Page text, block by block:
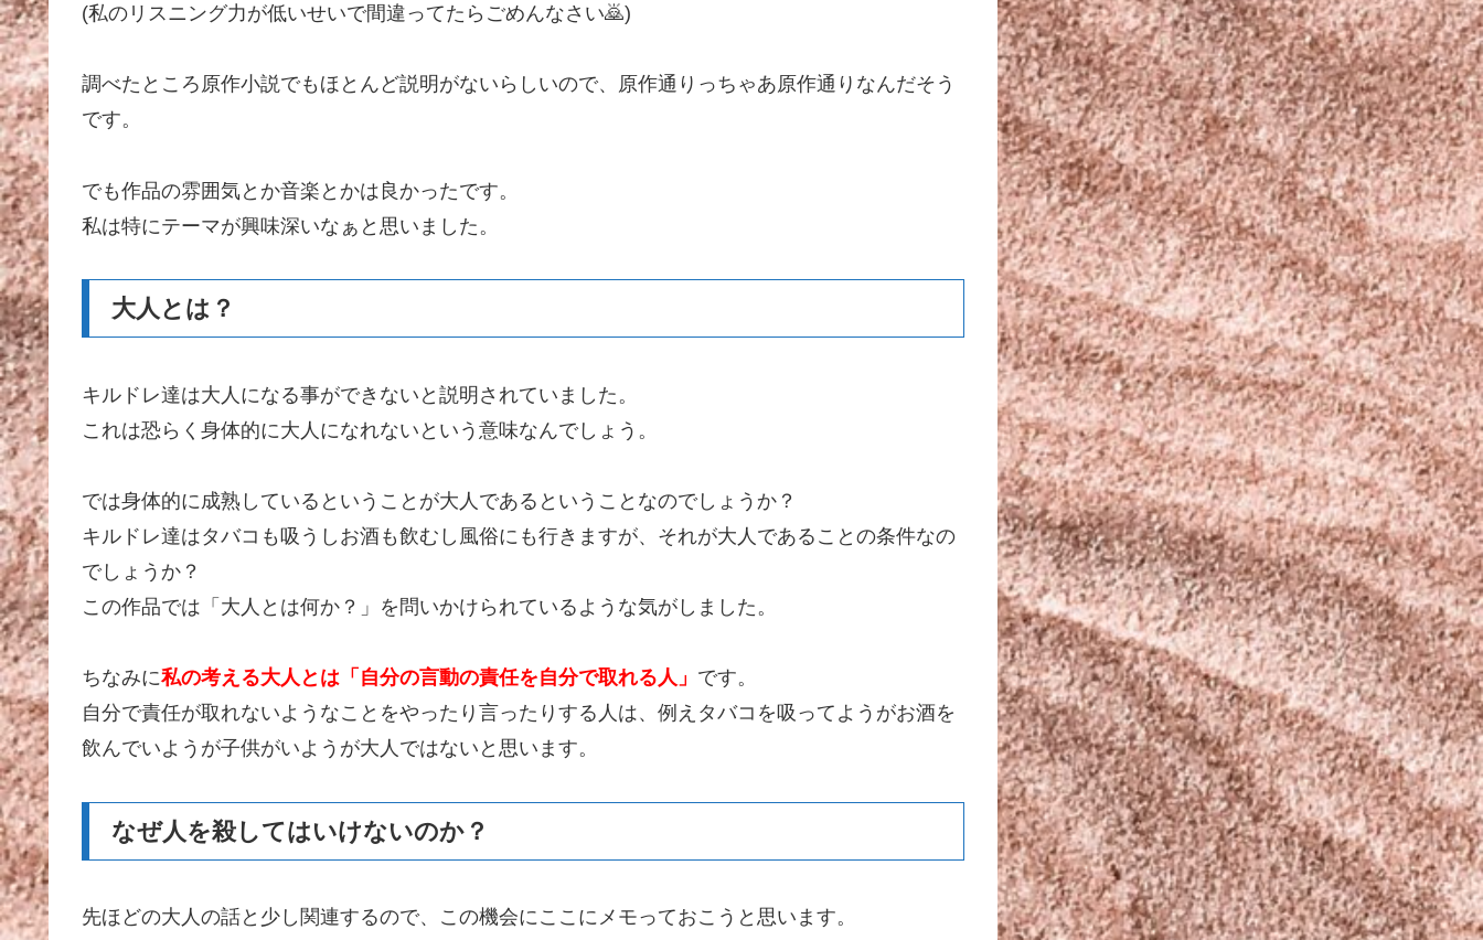
(私のリスニング力が低いせいで間違ってたらごめんなさい🙇)
調べたところ原作小説でもほとんど説明がないらしいので、原作通りっちゃあ原作通りなんだそう
です。
でも作品の雰囲気とか音楽とかは良かったです。
私は特にテーマが興味深いなぁと思いました。
大人とは？
キルドレ達は大人になる事ができないと説明されていました。
これは恐らく身体的に大人になれないという意味なんでしょう。
では身体的に成熟しているということが大人であるということなのでしょうか？
キルドレ達はタバコも吸うしお酒も飲むし風俗にも行きますが、それが大人であることの条件なの
でしょうか？
この作品では「大人とは何か？」を問いかけられているような気がしました。
ちなみに私の考える大人とは「自分の言動の責任を自分で取れる人」 です。
自分で責任が取れないようなことをやったり言ったりする人は、例えタバコを吸ってようがお酒を
飲んでいようが子供がいようが大人ではないと思います。
なぜ人を殺してはいけないのか？
先ほどの大人の話と少し関連するので、この機会にここにメモっておこうと思います。